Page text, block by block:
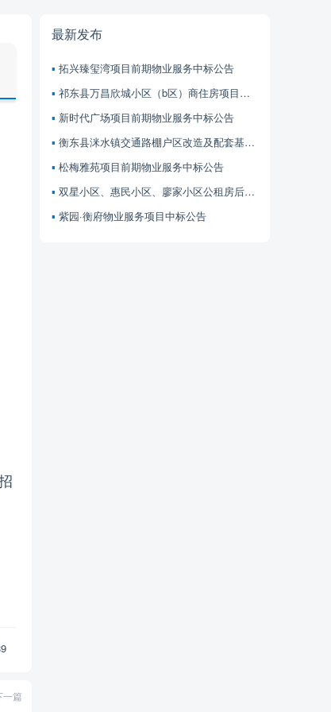
一篇
最新发布
拓兴臻玺湾项目前期物业服务中标公告
祁东县万昌欣城小区（b区）商住房项目前期物业服务中标公告
新时代广场项目前期物业服务中标公告
衡东县洣水镇交通路棚户区改造及配套基础设施建设项目（汇金大厦） 前期物业服务中标公告
松梅雅苑项目前期物业服务中标公告
双星小区、惠民小区、廖家小区公租房后续管理服务项目中标公告
紫园·衡府物业服务项目中标公告